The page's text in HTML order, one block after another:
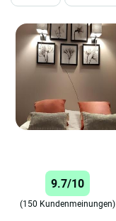
9.7/10
(150 Kundenmeinungen)